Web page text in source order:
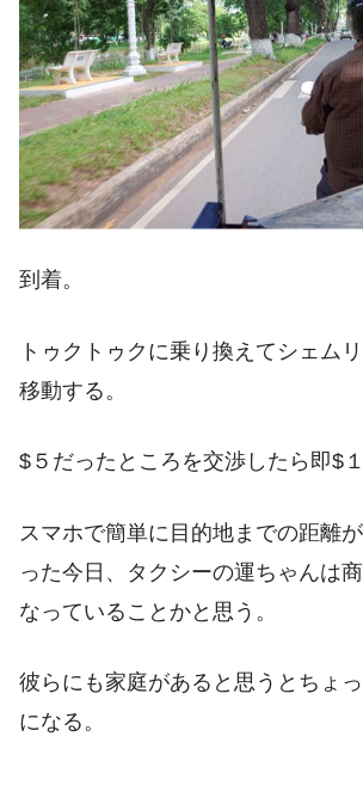
到着。
トゥクトゥクに乗り換えてシェム
移動する。
$５だったところを交渉したら即$１
スマホで簡単に目的地までの距離
った今日、タクシーの運ちゃんは
なっていることかと思う。
彼らにも家庭があると思うとちょ
になる。